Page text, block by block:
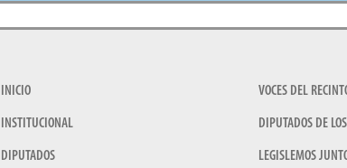
INICIO
INSTITUCIONAL
DIPUTADOS
VOCES DEL
DIPUTADOS DE
LEGISLEMOS